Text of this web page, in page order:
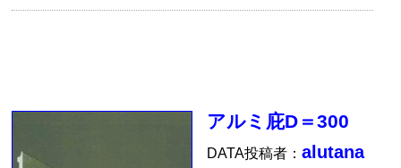
アルミ庇D＝300
DATA投稿者：alutana